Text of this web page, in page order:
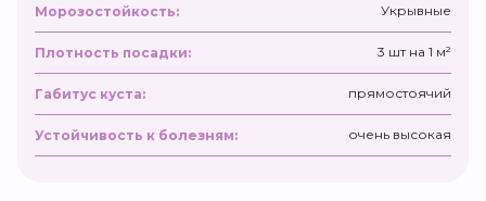
Морозостойкость: Укрывные
Плотность посадки: 3 шт на 1 м²
Габитус куста: прямостоячий
Устойчивость к болезням: очень высокая